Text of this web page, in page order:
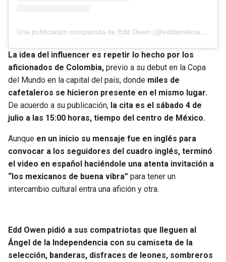
Una publicación compartida de Edd Owen (@eddismilesaway)
La idea del influencer es repetir lo hecho por los
aficionados de Colombia, previo a su debut en la Copa
del Mundo en la capital del país, donde miles de
cafetaleros se hicieron presente en el mismo lugar.
De acuerdo a su publicación, la cita es el sábado 4 de
julio a las 15:00 horas, tiempo del centro de México.
Aunque en un inicio su mensaje fue en inglés para
convocar a los seguidores del cuadro inglés, terminó
el video en español haciéndole una atenta invitación a
“los mexicanos de buena vibra” para tener un
intercambio cultural entra una afición y otra.
Edd Owen pidió a sus compatriotas que lleguen al
Ángel de la Independencia con su camiseta de la
selección, banderas, disfraces de leones, sombreros